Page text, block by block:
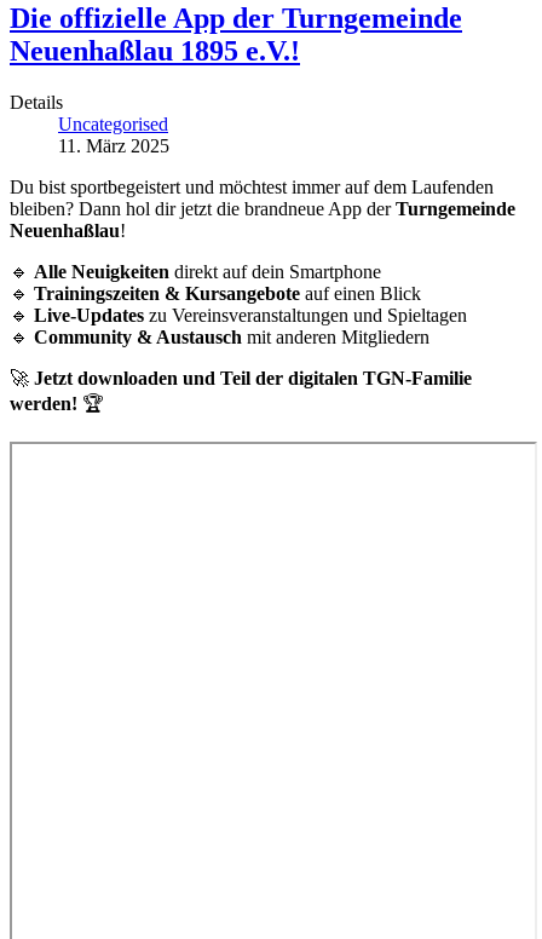
Die offizielle App der Turngemeinde
Neuenhaßlau 1895 e.V.!
Details
Uncategorised
11. März 2025
Du bist sportbegeistert und möchtest immer auf dem Laufenden
bleiben? Dann hol dir jetzt die brandneue App derTurngemeinde
Neuenhaßlau!
🔹 Alle Neuigkeiten direkt auf dein Smartphone
🔹 Trainingszeiten & Kursangebote auf einen Blick
🔹 Live-Updates zu Vereinsveranstaltungen und Spieltagen
🔹 Community & Austausch mit anderen Mitgliedern
🚀 Jetzt downloaden und Teil der digitalen TGN-Familie
werden! 🏆